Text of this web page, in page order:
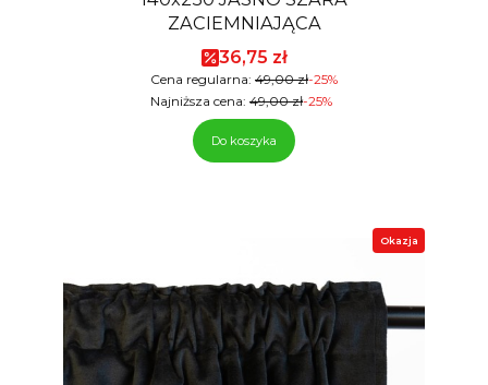
ZACIEMNIAJĄCA
Cena promocyjna
36,75 zł
Cena regularna: 49,00 zł-25%
Najniższa cena: 49,00 zł-25%
Do koszyka
Okazja